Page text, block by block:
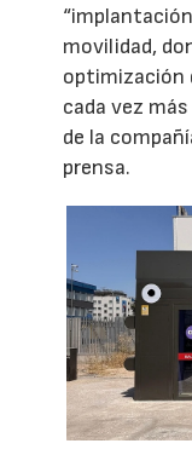
movilidad,
optimización
cada vez
de la
prensa.